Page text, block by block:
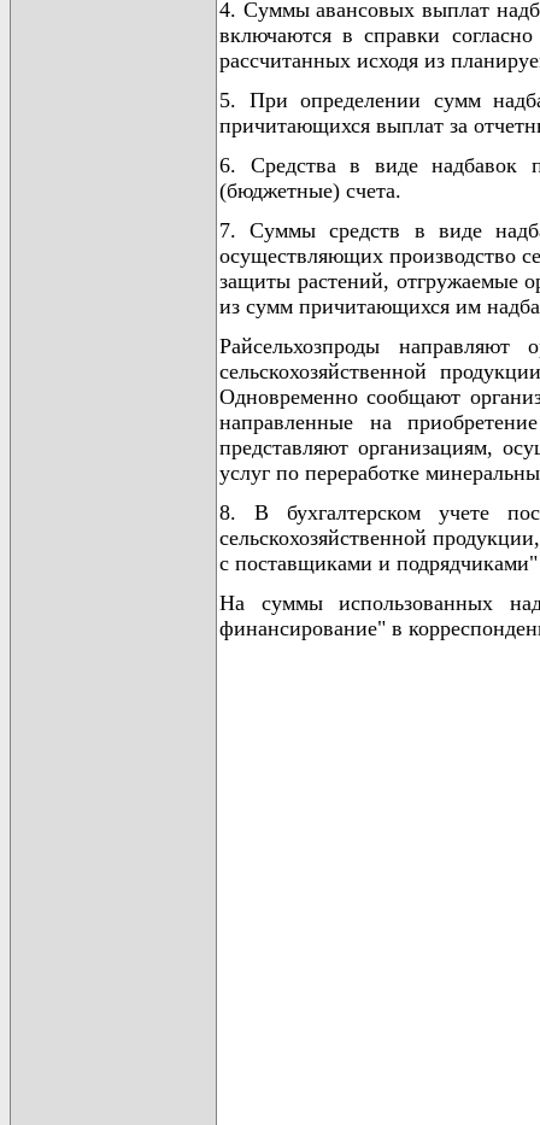
4. Суммы авансовых выплат
включаются в справки
рассчитанных исходя из
5. При определении сумм
причитающихся выплат за
6. Средства в виде надбавок
(бюджетные) счета.
7. Суммы средств в виде
осуществляющих производство
защиты растений, отгружаемые
из сумм причитающихся им
Райсельхозпроды направляют
сельскохозяйственной
Одновременно сообщают
направленные на
представляют организациям,
услуг по переработке
8. В бухгалтерском учете
сельскохозяйственной
с поставщиками и
На суммы использованных
финансирование" в